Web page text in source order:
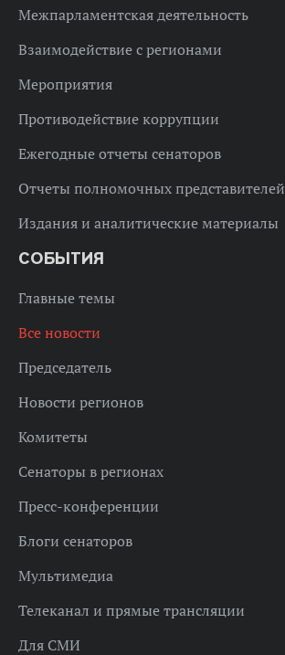
Межпарламентская деятельность
Взаимодействие с регионами
Мероприятия
Противодействие коррупции
Ежегодные отчеты сенаторов
Отчеты полномочных представителей
Издания и аналитические материалы
СОБЫТИЯ
Главные темы
Все новости
Председатель
Новости регионов
Комитеты
Сенаторы в регионах
Пресс-конференции
Блоги сенаторов
Мультимедиа
Телеканал и прямые трансляции
Для СМИ